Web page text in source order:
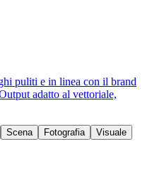
puliti e in linea con il brand
adatto al vettoriale,
Scena Fotografia Visuale